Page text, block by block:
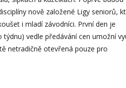
nově založené Ligy seniorů,
i mladí závodníci. První den je
týdnu) vedle předávání cen umožní
netradičně otevřená pouze pro